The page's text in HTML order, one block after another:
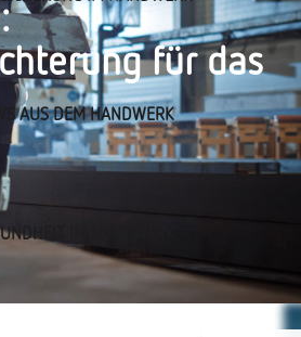
AUS DEM HANDWERK
IM HANDWERK
für das